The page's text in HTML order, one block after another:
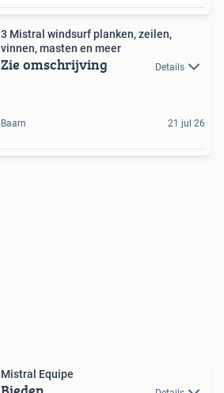
3 Mistral windsurf planken, zeilen,
vinnen, masten en meer
Zie omschrijving Details
Baarn 21 jul 26
Mistral Equipe